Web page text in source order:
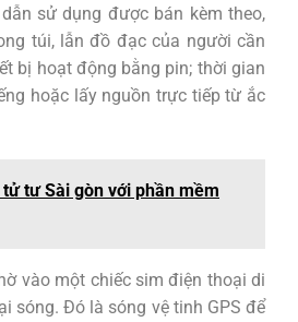
sử dụng được bán kèm theo,
túi, lẫn đồ đạc của người cần
bị hoạt động bằng pin; thời gian
hoặc lấy nguồn trực tiếp từ ắc
tư Sài gòn với phần mềm
vào một chiếc sim điện thoại di
sóng. Đó là sóng vệ tinh GPS để